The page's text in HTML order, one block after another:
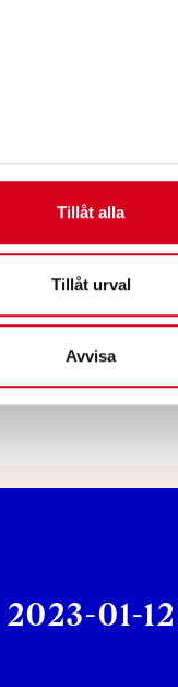
Tillåt alla
Tillåt urval
Avvisa
200 bord mellan t-
Vanadisvägen.
2023-01-12